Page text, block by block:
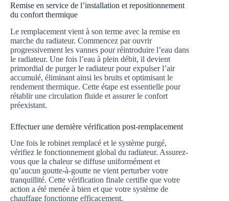
Remise en service de l’installation et repositionnement
du confort thermique
Le remplacement vient à son terme avec la remise en
marche du radiateur. Commencez par ouvrir
progressivement les vannes pour réintroduire l’eau dans
le radiateur. Une fois l’eau à plein débit, il devient
primordial de purger le radiateur pour expulser l’air
accumulé, éliminant ainsi les bruits et optimisant le
rendement thermique. Cette étape est essentielle pour
rétablir une circulation fluide et assurer le confort
préexistant.
Effectuer une dernière vérification post-remplacement
Une fois le robinet remplacé et le système purgé,
vérifiez le fonctionnement global du radiateur. Assurez-
vous que la chaleur se diffuse uniformément et
qu’aucun goutte-à-goutte ne vient perturber votre
tranquillité. Cette vérification finale certifie que votre
action a été menée à bien et que votre système de
chauffage fonctionne efficacement.